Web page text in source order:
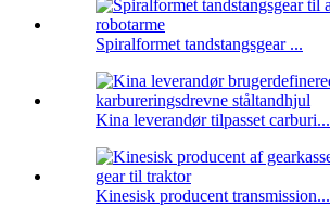
Spiralformet tandstangsgear ...
Kina leverandør tilpasset carburi...
Kinesisk producent transmission...